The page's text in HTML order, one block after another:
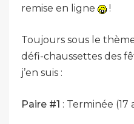
remise en ligne
!
Toujours sous le
défi-chaussettes des
j’en suis :
Paire #1 : Terminée